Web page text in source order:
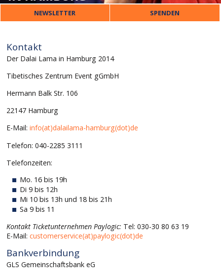
NEWSLETTER SPENDEN
Kontakt
Der Dalai Lama in Hamburg 2014
Tibetisches Zentrum Event gGmbH
Hermann Balk Str. 106
22147 Hamburg
E-Mail:info(at)dalailama-hamburg(dot)de
Telefon: 040-2285 3111
Telefonzeiten:
Mo. 16 bis 19h
Di 9 bis 12h
Mi 10 bis 13h und 18 bis 21h
Sa 9 bis 11
Kontakt Ticketunternehmen Paylogic: Tel: 030-30 80 63 19
E-Mail:customerservice(at)paylogic(dot)de
Bankverbindung
GLS Gemeinschaftsbank eG